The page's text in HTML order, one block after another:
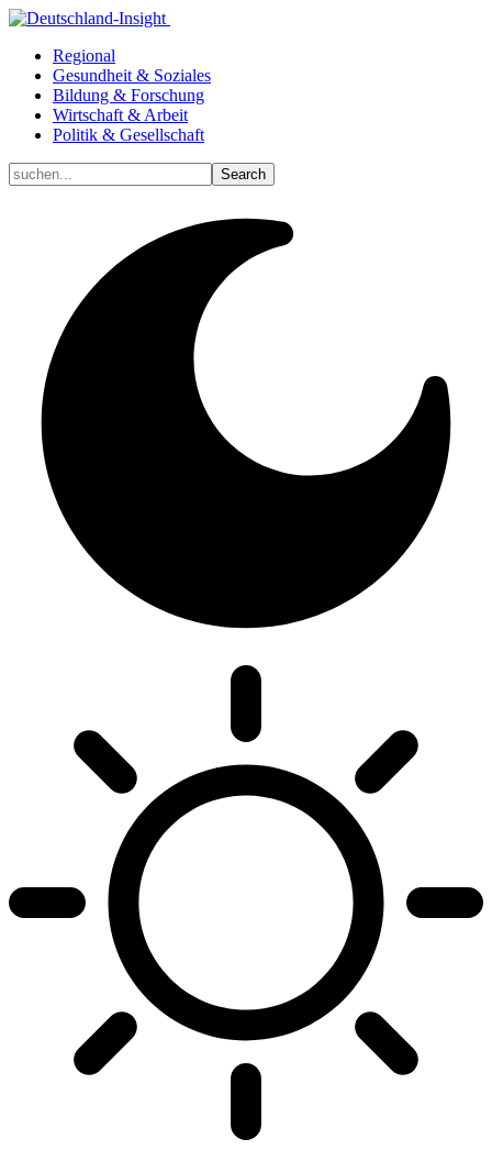
Regional
Gesundheit & Soziales
Bildung & Forschung
Wirtschaft & Arbeit
Politik & Gesellschaft